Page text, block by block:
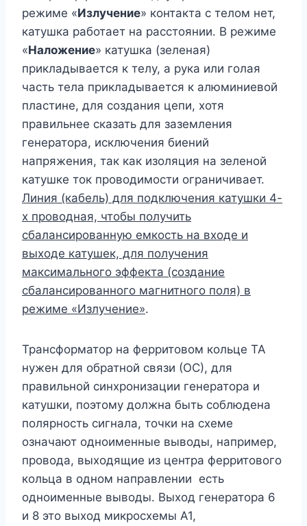
режиме «Излучение» контакта с телом нет,
катушка работает на расстоянии. В режиме
«Наложение» катушка (зеленая)
прикладывается к телу, а рука или голая
часть тела прикладывается к алюминиевой
пластине, для создания цепи, хотя
правильнее сказать для заземления
генератора, исключения биений
напряжения, так как изоляция на зеленой
катушке ток проводимости ограничивает.
Линия (кабель) для подключения катушки 4-
х проводная, чтобы получить
сбалансированную емкость на входе и
выходе катушек, для получения
максимального эффекта (создание
сбалансированного магнитного поля) в
режиме «Излучение».
Трансформатор на ферритовом кольце ТА
нужен для обратной связи (ОС), для
правильной синхронизации генератора и
катушки, поэтому должна быть соблюдена
полярность сигнала, точки на схеме
означают одноименные выводы, например,
провода, выходящие из центра ферритового
кольца в одном направлении есть
одноименные выводы. Выход генератора 6
и 8 это выход микросхемы A1,